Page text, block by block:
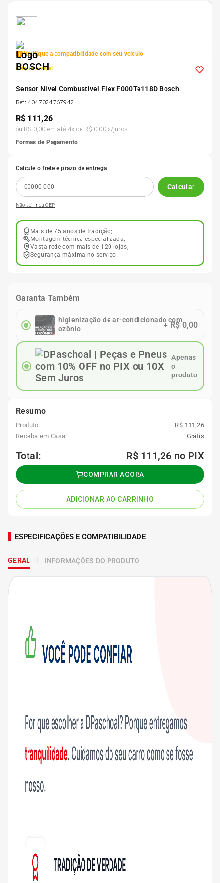
Verifique a compatibilidade com seu veículo
Clique e veja!
Sensor Nivel Combustivel Flex F000Te118D Bosch
Ref: 4047024767942
R$ 111,26
ou R$ 0,00 em até 4x de R$ 0,00s/juros
Formas de Pagamento
Calcule o frete e prazo de entrega
Calcular
Não sei meu CEP
Mais de 75 anos de tradição;
Montagem técnica especializada;
Vasta rede com mais de 120 lojas;
Segurança máxima no serviço.
Garanta Também
higienização de ar-condicionado com
ozônio
+R$ 0,00
Apenas
o
produto
Resumo
Produto
R$ 111,26
Receba em Casa
Grátis
Total: R$ 111,26 no PIX
COMPRAR AGORA
ADICIONAR AO CARRINHO
ESPECIFICAÇÕES E COMPATIBILIDADE
GERAL INFORMAÇÕES DO PRODUTO
5º
7
8º 185 60r15
9º 205 55r16